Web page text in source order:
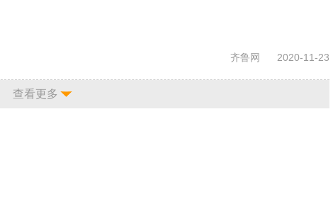
齐鲁网 2020-11-23
查看更多